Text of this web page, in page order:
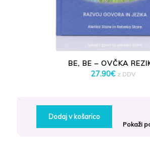
BE, BE – OVČKA
27.90€ z DDV
Dodaj v košarico
Pokaži